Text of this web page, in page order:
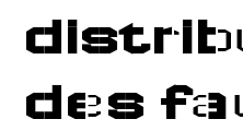
des